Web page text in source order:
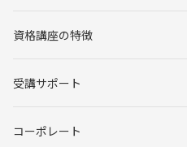
資格講座の特徴
受講サポート
コーポレート